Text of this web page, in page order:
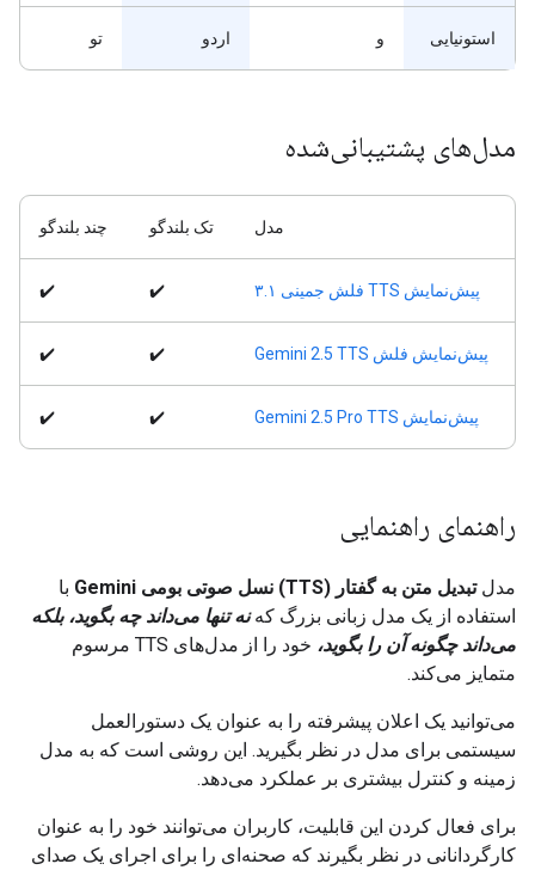
استونیایی و اردو تو
مدل‌های پشتیبانی‌شده
مدل تک بلندگو چند بلندگو
پیش‌نمایش TTS فلش جمینی ۳.۱ ✔️
✔️
پیش‌نمایش فلش Gemini 2.5 TTS ✔️
✔️
پیش‌نمایش Gemini 2.5 Pro TTS ✔️
✔️
راهنمای راهنمایی
مدلتبدیل متن به گفتار (TTS) نسل صوتی بومی Gemini
با
استفاده از یک مدل زبانی بزرگ کهنه تنها می‌داند چه بگوید، بلکه
می‌داند چگونه آن را بگوید،
خود را از مدل‌های TTS مرسوم
متمایز می‌کند.
می‌توانید یک اعلان پیشرفته را به عنوان یک دستورالعمل
سیستمی برای مدل در نظر بگیرید. این روشی است که به مدل
زمینه و کنترل بیشتری بر عملکرد می‌دهد.
برای فعال کردن این قابلیت، کاربران می‌توانند خود را به عنوان
کارگردانانی در نظر بگیرند که صحنه‌ای را برای اجرای یک صدای